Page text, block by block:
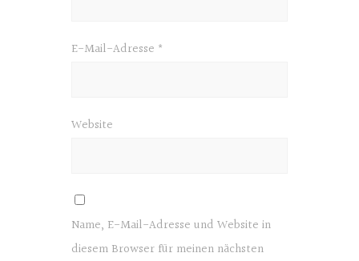
E-Mail-Adresse *
Website
Name, E-Mail-Adresse und Website in
diesem Browser für meinen nächsten